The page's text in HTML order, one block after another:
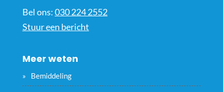
Bel ons:030 224 2552
Stuur een bericht
Meer weten
Bemiddeling